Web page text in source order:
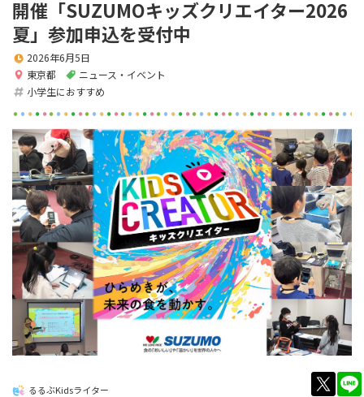
開催「SUZUMOキッズクリエイター2026
夏」参加申込を受付中
東京都 ニュース・イベント
2026年6月5日
小学生におすすめ
るるぶKidsライター